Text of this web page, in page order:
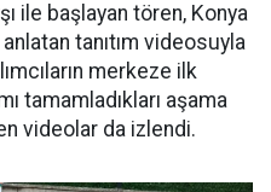
ile başlayan tören, Konya
tanıtım videosuyla
merkeze ilk
tamamladıkları aşama
videolar da izlendi.